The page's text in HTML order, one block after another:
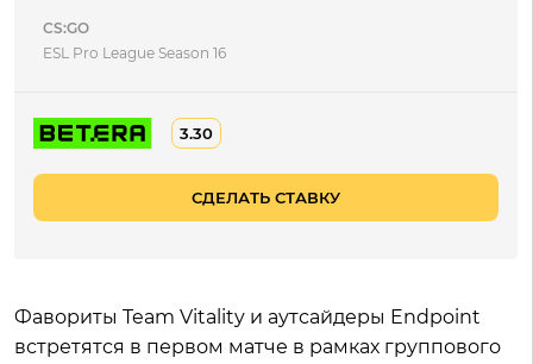
CS:GO
ESL Pro League Season 16
3.30
СДЕЛАТЬ СТАВКУ
Фавориты Team Vitality и аутсайдеры Endpoint
встретятся в первом матче в рамках группового